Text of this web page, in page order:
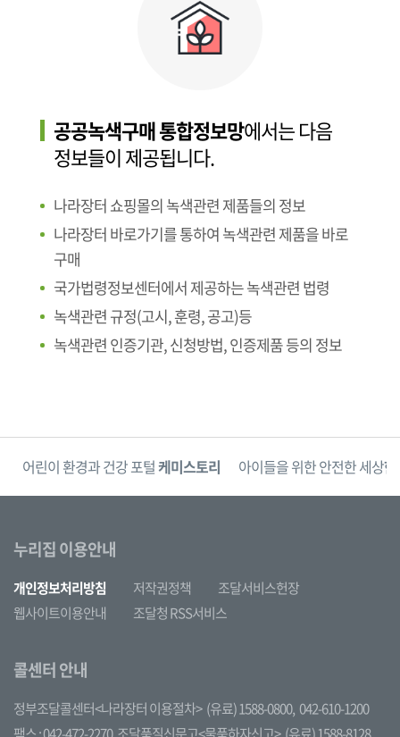
공공녹색구매 통합정보망에서는 다음
정보들이 제공됩니다.
나라장터 쇼핑몰의 녹색관련 제품들의 정보
나라장터 바로가기를 통하여 녹색관련 제품을 바로
구매
국가법령정보센터에서 제공하는 녹색관련 법령
녹색관련 규정(고시, 훈령, 공고)등
녹색관련 인증기관, 신청방법, 인증제품 등의 정보
어린이 환경과 건강 포털케미스토리 아이들을 위한 안전한 세상
누리집 이용안내
개인정보처리방침 저작권정책
조달서비스헌장
웹사이트이용안내
조달청 RSS서비스
콜센터 안내
정부조달콜센터<나라장터 이용절차> (유료) 1588-0800, 042-610-1200